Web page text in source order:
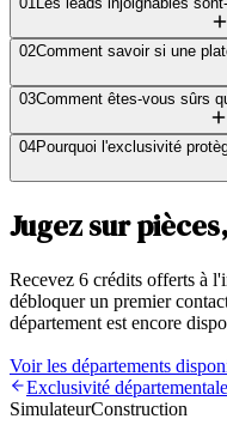
02Comment savoir si une
03Comment êtes-vous sûrs
04Pourquoi l'exclusivité
Jugez sur
Recevez 6 crédits offerts à
débloquer un premier
département est encore
Voir les départements
Exclusivité départementale
SimulateurConstruction